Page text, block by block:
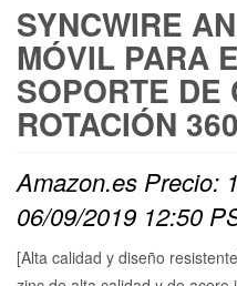
SYNCWIRE
MÓVIL PARA
SOPORTE DE
ROTACIÓN
Amazon.es Precio:
06/09/2019 12:50
[Alta calidad y diseño